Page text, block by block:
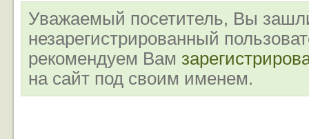
Уважаемый посетитель, Вы
незарегистрированный
рекомендуем Вам
на сайт под своим именем.